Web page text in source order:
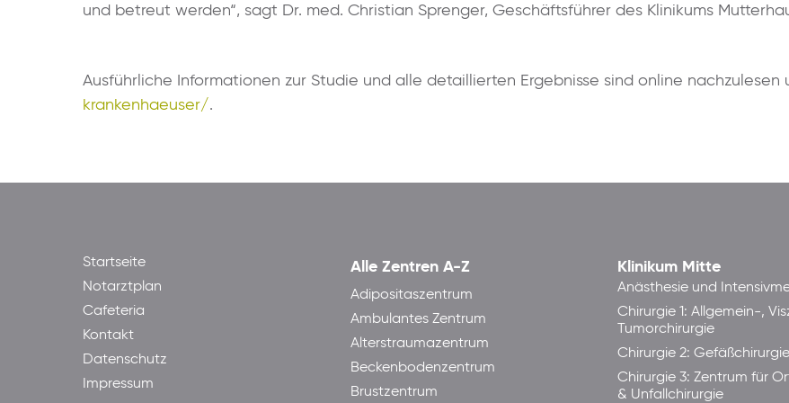
und betreut werden“, sagt Dr. med. Christian Sprenger, Geschäftsführer des Klinikums
Ausführliche Informationen zur Studie und alle detaillierten Ergebnisse sind online nachzulesen
krankenhaeuser/.
Startseite
Notarztplan
Cafeteria
Kontakt
Datenschutz
Impressum
Alle Zentren A-Z
Adipositaszentrum
Ambulantes Zentrum
Alterstraumazentrum
Beckenbodenzentrum
Brustzentrum
Klinikum Mitte
Anästhesie und
Chirurgie 1: Allgemein-,
Tumorchirurgie
Chirurgie 2: Gefäßchirurgie
Chirurgie 3: Zentrum für
& Unfallchirurgie